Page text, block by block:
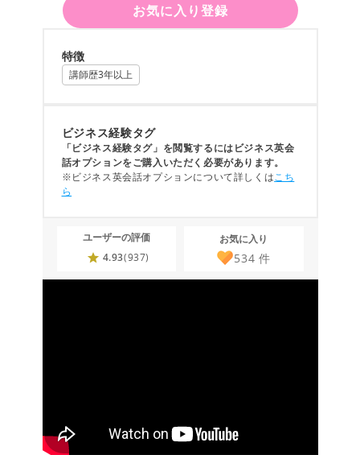
お気に入り登録
特徴
講師歴3年以上
ビジネス経験タグ
「ビジネス経験タグ」を閲覧するにはビジネス英会
話オプションをご購入いただく必要があります。
※ビジネス英会話オプションについて詳しくはこち
ら
ユーザーの評価
4.93(937)
お気に入り
534 件